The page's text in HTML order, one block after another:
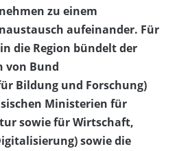
zu einem
aufeinander. Für
die Region bündelt der
von Bund
Bildung und Forschung)
Ministerien für
sowie für Wirtschaft,
sowie die